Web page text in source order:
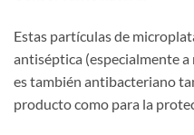
Estas partículas de
antiséptica (especialmente a
es también antibacteriano
producto como para la